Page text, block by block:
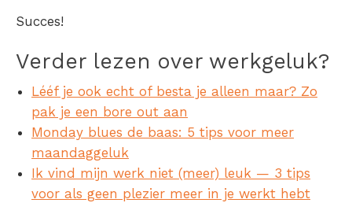
Succes!
Verder lezen over werkgeluk?
Lééf je ook echt of besta je alleen maar? Zo
pak je een bore out aan
Monday blues de baas: 5 tips voor meer
maandaggeluk
Ik vind mijn werk niet (meer) leuk — 3 tips
voor als geen plezier meer in je werkt hebt